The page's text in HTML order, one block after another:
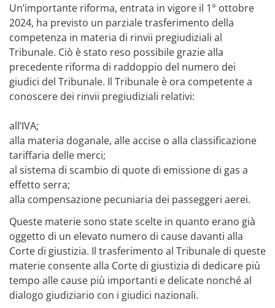
Un’importante riforma, entrata in vigore il 1° ottobre
2024, ha previsto un parziale trasferimento della
competenza in materia di rinvii pregiudiziali al
Tribunale. Ciò è stato reso possibile grazie alla
precedente riforma di raddoppio del numero dei
giudici del Tribunale. Il Tribunale è ora competente a
conoscere dei rinvii pregiudiziali relativi:
all’IVA;
alla materia doganale, alle accise o alla classificazione
tariffaria delle merci;
al sistema di scambio di quote di emissione di gas a
effetto serra;
alla compensazione pecuniaria dei passeggeri aerei.
Queste materie sono state scelte in quanto erano già
oggetto di un elevato numero di cause davanti alla
Corte di giustizia. Il trasferimento al Tribunale di queste
materie consente alla Corte di giustizia di dedicare più
tempo alle cause più importanti e delicate nonché al
dialogo giudiziario con i giudici nazionali.